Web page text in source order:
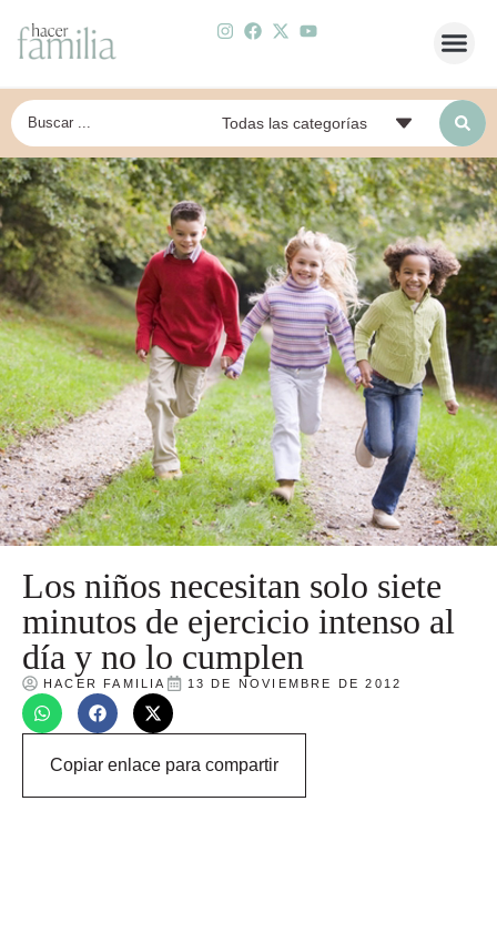
Los niños necesitan solo siete
minutos de ejercicio intenso al
día y no lo cumplen
HACER FAMILIA 13 DE NOVIEMBRE DE 2012
Copiar enlace para compartir